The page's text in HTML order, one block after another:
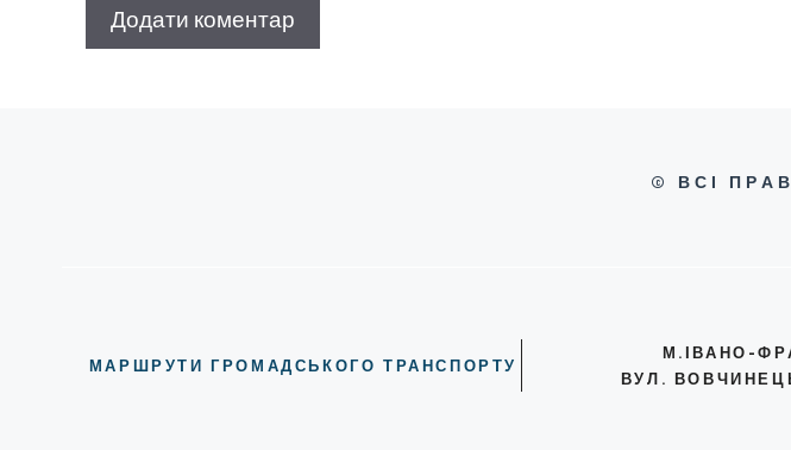
© ВСІ
МАРШРУТИ ГРОМАДСЬКОГО ТРАНСПОРТУ
М.ІВАНО-
ВУЛ.